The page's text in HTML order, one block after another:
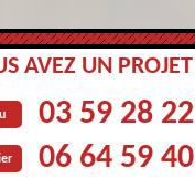
AVEZ UN
03 59 28
06 64 59